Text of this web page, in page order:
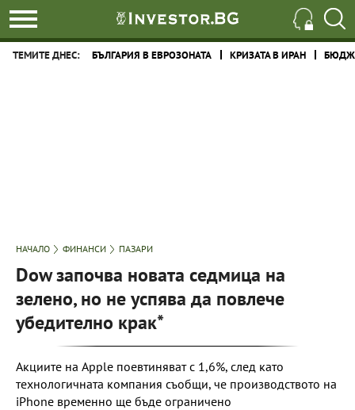
ТЕМИТЕ ДНЕС: БЪЛГАРИЯ В ЕВРОЗОНАТА КРИЗАТА В ИРАН
НАЧАЛО ФИНАНСИ ПАЗАРИ
Dow започва новата седмица на
зелено, но не успява да повлече
убедително крак*
Акциите на Apple поевтиняват с 1,6%, след като
технологичната компания съобщи, че производството на
iPhone временно ще бъде ограничено